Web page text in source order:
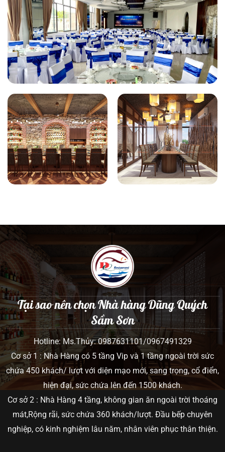
Tại sao nên chọn Nhà hàng Dũng Quých
Sầm Sơn
Hotline: Ms.Thủy: 0987631101/0967491329
Cơ sở 1 : Nhà Hàng có 5 tầng Vip và 1 tầng ngoài trời sức
chứa 450 khách/ lượt với diện mạo mới, sang trọng, cổ điển,
hiện đại, sức chứa lên đến 1500 khách.
Cơ sở 2 : Nhà Hàng 4 tầng, không gian ăn ngoài trời thoáng
mát,Rộng rãi, sức chứa 360 khách/lượt. Đầu bếp chuyên
nghiệp, có kinh nghiệm lâu năm, nhân viên phục thân thiện.